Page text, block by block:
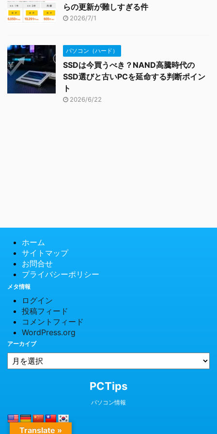
らの更新が難しすぎる件
2026/7/1
パソコン（ハード）
SSDは今買うべき？NAND高騰時代の
SSD選びと古いPCを延命する判断ポイン
ト
2026/6/22
ホーム
サイトマップ
お問合せ
プライバシーポリシー
メタ情報
ログイン
投稿フィード
コメントフィード
WordPress.org
アーカイブ
PCTips
パソコン情報
Translate »
© 2026 PCTips